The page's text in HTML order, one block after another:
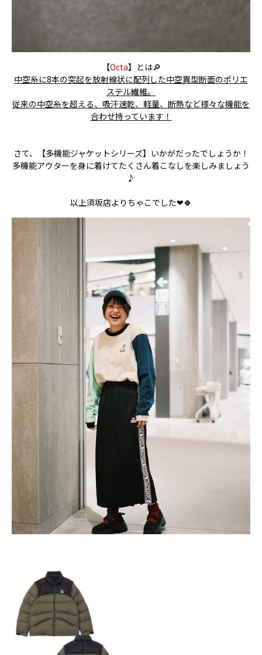
【Octa】とは🔎
中空糸に8本の突起を放射線状に配列した中空異型断面のポリエ
ステル繊維。
従来の中空糸を超える、吸汗速乾、軽量、断熱など様々な機能を
合わせ持っています！
さて、【多機能ジャケットシリーズ】いかがだったでしょうか！
多機能アウターを身に着けてたくさん着こなしを楽しみましょう
♪
以上須坂店よりちゃこでした❤🍀